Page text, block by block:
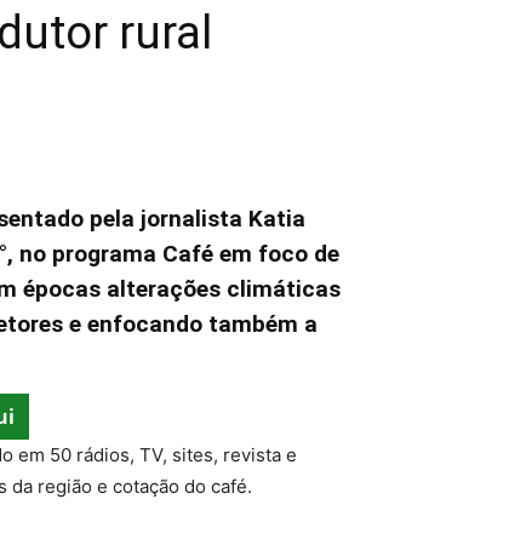
rural
pela jornalista Katia
no programa Café em foco de
épocas alterações climáticas
e enfocando também a
em 50 rádios, TV, sites, revista e
da região e cotação do café.